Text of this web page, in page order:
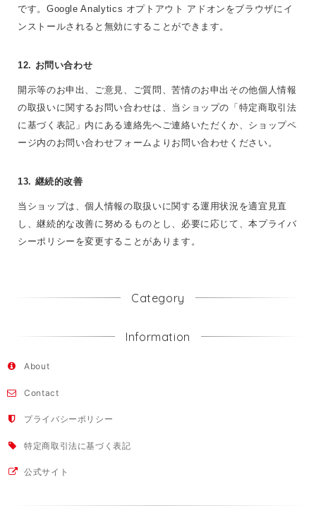
です。Google Analytics オプトアウト アドオンをブラウザにイ
ンストールされると無効にすることができます。
12. お問い合わせ
開示等のお申出、ご意見、ご質問、苦情のお申出その他個人情報
の取扱いに関するお問い合わせは、当ショップの「特定商取引法
に基づく表記」内にある連絡先へご連絡いただくか、ショップペ
ージ内のお問い合わせフォームよりお問い合わせください。
13. 継続的改善
当ショップは、個人情報の取扱いに関する運用状況を適宜見直
し、継続的な改善に努めるものとし、必要に応じて、本プライバ
シーポリシーを変更することがあります。
Category
Information
About
Contact
プライバシーポリシー
特定商取引法に基づく表記
公式サイト